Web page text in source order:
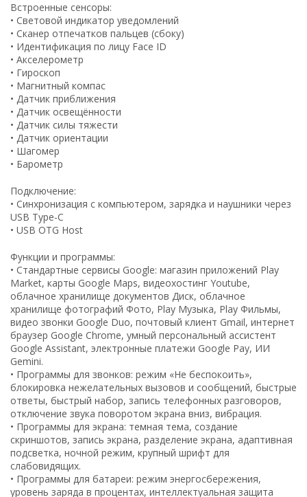
Встроенные сенсоры:
• Световой индикатор уведомлений
• Сканер отпечатков пальцев (сбоку)
• Идентификация по лицу Face ID
• Акселерометр
• Гироскоп
• Магнитный компас
• Датчик приближения
• Датчик освещённости
• Датчик силы тяжести
• Датчик ориентации
• Шагомер
• Барометр
Подключение:
• Синхронизация с компьютером, зарядка и наушники через
USB Type-C
• USB OTG Host
Функции и программы:
• Стандартные сервисы Google: магазин приложений Play
Market, карты Google Maps, видеохостинг Youtube,
облачное хранилище документов Диск, облачное
хранилище фотографий Фото, Play Музыка, Play Фильмы,
видео звонки Google Duo, почтовый клиент Gmail, интернет
браузер Google Chrome, умный персональный ассистент
Google Assistant, электронные платежи Google Pay, ИИ
Gemini.
• Программы для звонков: режим «Не беспокоить»,
блокировка нежелательных вызовов и сообщений, быстрые
ответы, быстрый набор, запись телефонных разговоров,
отключение звука поворотом экрана вниз, вибрация.
• Программы для экрана: темная тема, создание
скриншотов, запись экрана, разделение экрана, адаптивная
подсветка, ночной режим, крупный шрифт для
слабовидящих.
• Программы для батареи: режим энергосбережения,
уровень заряда в процентах, интеллектуальная защита